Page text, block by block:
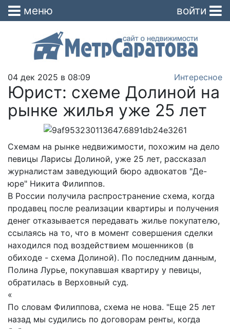
войти
меню
Интересное
04 дек 2025 в 08:09
Юрист: схеме Долиной на
рынке жилья уже 25 лет
Схемам на рынке недвижимости, похожим на дело
певицы Ларисы Долиной, уже 25 лет, рассказал
журналистам заведующий бюро адвокатов "Де-
юре" Никита Филиппов.
В России получила распространение схема, когда
продавец после реализации квартиры и получения
денег отказывается передавать жилье покупателю,
ссылаясь на то, что в момент совершения сделки
находился под воздействием мошенников (в
обиходе - схема Долиной). По последним данным,
Полина Лурье, покупавшая квартиру у певицы,
обратилась в Верховный суд.
«
По словам Филиппова, схема не нова. "Еще 25 лет
назад мы судились по договорам ренты, когда